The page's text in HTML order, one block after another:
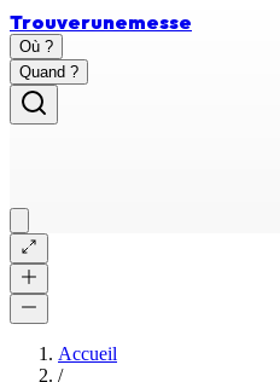
Trouverunemesse
Où ?
Quand ?
Accueil
/